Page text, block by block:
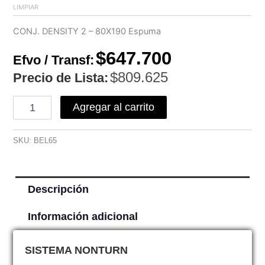
LIMPIAR
CONJ. DENSITY 2 – 80X190 Espuma
Efvo / Transf:$647.700
Precio de Lista:$809.625
Agregar al carrito
SKU: BEL65
Descripción
Información adicional
SISTEMA NONTURN